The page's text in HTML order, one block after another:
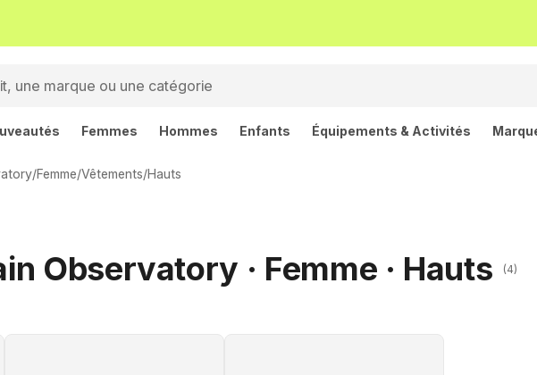
Femmes Hommes Enfants Équipements & Activités
/Femme/Vêtements/Hauts
Observatory · Femme · Hauts (4)